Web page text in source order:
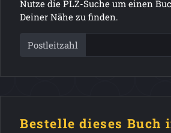
Nutze die PLZ-Suche um einen
Deiner Nähe zu finden.
Postleitzahl
Bestelle dieses Buch